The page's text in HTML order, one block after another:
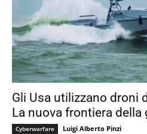
Gli Usa utilizzano droni
La nuova frontiera della
Cyberwarfare Luigi Alberto Pinzi